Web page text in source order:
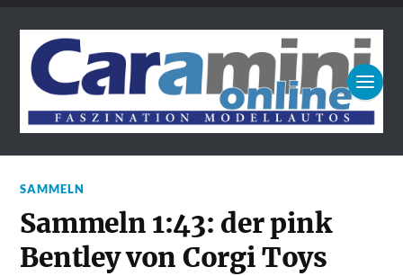
SAMMELN
Sammeln 1:43: der pink
Bentley von Corgi Toys